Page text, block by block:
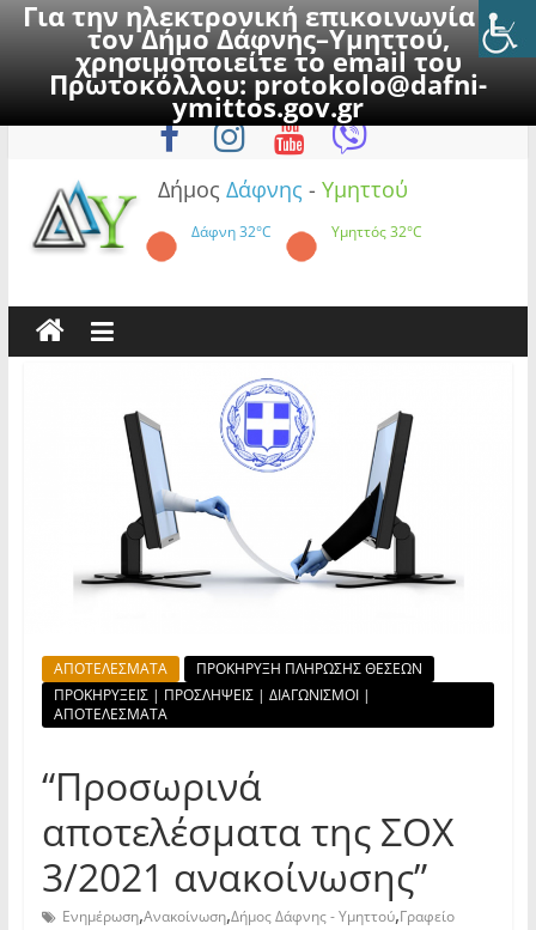
Για την ηλεκτρονική επικοινωνία με
τον Δήμο Δάφνης–Υμηττού,
χρησιμοποιείτε το email του
Πρωτοκόλλου:protokolo@dafni-
ymittos.gov.gr
to
Κυριακή, 9 Αυγούστου 2026
Δήμος Δάφνης - Υμηττού
Δάφνη32°C Υμηττός32°C
ΑΠΟΤΕΛΕΣΜΑΤΑ
ΠΡΟΚΗΡΥΞΗ ΠΛΗΡΩΣΗΣ ΘΕΣΕΩΝ
ΠΡΟΚΗΡΥΞΕΙΣ | ΠΡΟΣΛΗΨΕΙΣ | ΔΙΑΓΩΝΙΣΜΟΙ |
ΑΠΟΤΕΛΕΣΜΑΤΑ
“Προσωρινά
αποτελέσματα της ΣΟΧ
3/2021 ανακοίνωσης”
Ενημέρωση,Ανακοίνωση,Δήμος Δάφνης - Υμηττού,Γραφείο